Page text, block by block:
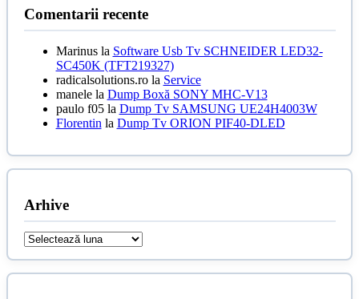
Comentarii recente
Marinusla Software Usb Tv SCHNEIDER LED32-
SC450K (TFT219327)
radicalsolutions.rola Service
manelela Dump Boxă SONY MHC-V13
paulo f05la Dump Tv SAMSUNG UE24H4003W
Florentin la Dump Tv ORION PIF40-DLED
Arhive
Arhive